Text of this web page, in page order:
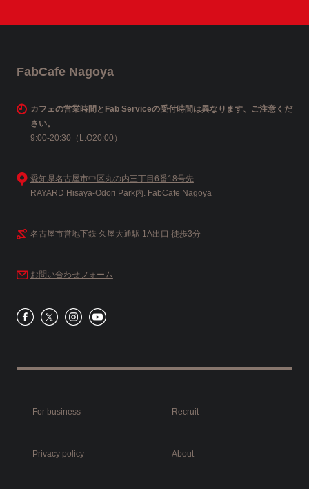
FabCafe Nagoya
カフェの営業時間とFab Serviceの受付時間は異なります、ご注意くだ
さい。
9:00-20:30（L.O20:00）
愛知県名古屋市中区丸の内三丁目6番18号先
RAYARD Hisaya-Odori Park内. FabCafe Nagoya
名古屋市営地下鉄 久屋大通駅 1A出口 徒歩3分
お問い合わせフォーム
For business Recruit
Privacy policy About